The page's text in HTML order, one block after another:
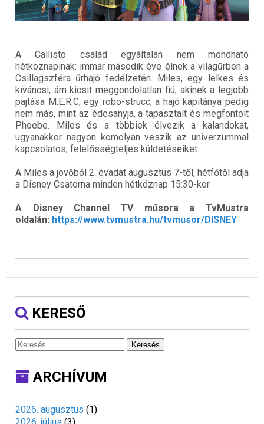
A Callisto család egyáltalán nem mondható
hétköznapinak: immár második éve élnek a világűrben a
Csillagszféra űrhajó fedélzetén. Miles, egy lelkes és
kíváncsi, ám kicsit meggondolatlan fiú, akinek a legjobb
pajtása M.E.R.C, egy robo-strucc, a hajó kapitánya pedig
nem más, mint az édesanyja, a tapasztalt és megfontolt
Phoebe. Miles és a többiek élvezik a kalandokat,
ugyanakkor nagyon komolyan veszik az univerzummal
kapcsolatos, felelősségteljes küldetéseiket.
A Miles a jövőből 2. évadát augusztus 7-től, hétfőtől adja
a Disney Csatorna minden hétköznap 15:30-kor.
A Disney Channel TV műsora a TvMustra
oldalán: https://www.tvmustra.hu/tvmusor/DISNEY
KERESŐ
Keresés
ARCHÍVUM
2026. augusztus (1)